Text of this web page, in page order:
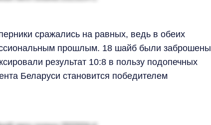
сражались на равных, ведь в обеих
прошлым. 18 шайб были
результат 10:8 в пользу подопечных
Беларуси становится победителем